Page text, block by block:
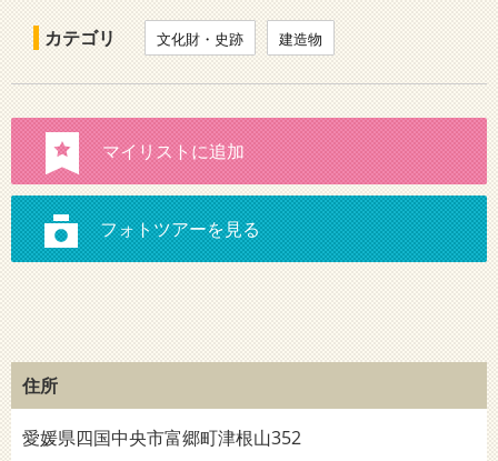
カテゴリ 文化財・史跡 建造物
住所
愛媛県四国中央市富郷町津根山352